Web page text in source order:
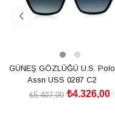
GÜNEŞ GÖZLÜĞÜ U.S. Polo
Assn USS 0287 C2
₺4.326,00
₺5.407,00